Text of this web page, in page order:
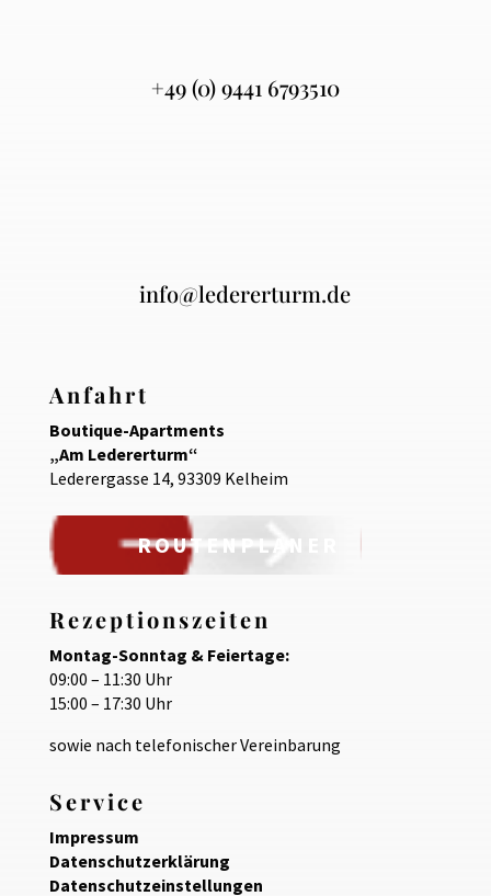
+49 (0) 9441 6793510
info@ledererturm.de
Anfahrt
Boutique-Apartments
„Am Ledererturm“
Lederergasse 14, 93309 Kelheim
ROUTENPLANER
Rezeptionszeiten
Montag-Sonntag & Feiertage:
09:00 – 11:30 Uhr
15:00 – 17:30 Uhr
sowie nach telefonischer Vereinbarung
Service
Impressum
Datenschutzerklärung
Datenschutzeinstellungen